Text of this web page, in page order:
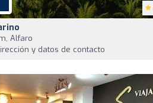
Alfaro
y datos de contacto